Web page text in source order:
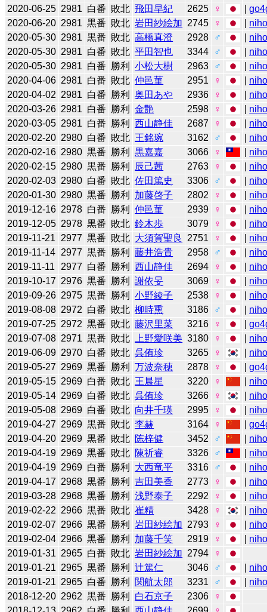
2020-06-25 2981 白番 敗北 飛田早紀 2625 ♀ |
2020-06-20 2981 黒番 敗北 岩田紗絵加 2745 ♀
2020-05-30 2981 黒番 敗北 高橋真澄 2928 ♂
2020-05-30 2981 白番 敗北 平田智也 3344 ♂
2020-05-30 2981 白番 勝利 小松大樹 2963 ♂
2020-04-06 2981 白番 敗北 仲邑菫 2951 ♀
2020-04-02 2981 白番 勝利 奥田あや 2936 ♀
2020-03-26 2981 白番 勝利 金艶 2598 ♀
2020-03-05 2981 白番 勝利 西山静佳 2687 ♀
2020-02-20 2980 白番 敗北 王銘琬 3162 ♂
2020-02-16 2980 黒番 勝利 黒嘉嘉 3066 ♀
2020-02-15 2980 黒番 勝利 辰己茜 2763 ♀
2020-02-03 2980 白番 敗北 佐田篤史 3306 ♂
2020-01-30 2980 黒番 勝利 加藤啓子 2802 ♀
2019-12-16 2978 白番 勝利 仲邑菫 2939 ♀
2019-12-05 2978 黒番 敗北 鈴木歩 3079 ♀
2019-11-21
2977 黒番 敗北 大須賀聖良 2751 ♀
2019-11-14 2977 黒番 勝利 藤井浩貴 2958 ♂
2019-11-11
2977 白番 勝利 西山静佳 2694 ♀
2019-10-17 2976 黒番 勝利 謝依旻 3069 ♀
2019-09-26 2975 黒番 勝利 小野綾子 2538 ♀
2019-08-08 2972 白番 敗北 柳時熏 3186 ♂
2019-07-25 2972 黒番 敗北 藤沢里菜 3216 ♀ |
2019-07-08 2971 黒番 敗北 上野愛咲美 3180 ♀
2019-06-09 2970 白番 敗北 呉侑珍 3265 ♀
2019-05-27 2969 黒番 勝利 万波奈穂 2878 ♀ |
2019-05-15 2969 白番 敗北 王晨星 3220 ♀
2019-05-14 2969 白番 敗北 呉侑珍 3266 ♀
2019-05-08 2969 白番 敗北 向井千瑛 2995 ♀
2019-04-27 2969 黒番 敗北 李赫 3164 ♀ |
2019-04-20 2969 黒番 敗北 陈梓健 3452 ♂
2019-04-19 2969 黒番 敗北 陳祈睿 3326 ♂
2019-04-19 2969 白番 勝利 大西竜平 3316 ♂
2019-04-17 2968 黒番 勝利 吉田美香 2773 ♀
2019-03-28 2968 黒番 勝利 浅野泰子 2292 ♀
2019-02-22 2966 黒番 敗北 崔精 3428 ♀
2019-02-07 2966 黒番 勝利 岩田紗絵加 2793 ♀
2019-02-04 2966 黒番 勝利 加藤千笑 2919 ♀
2019-01-31 2965 白番 敗北 岩田紗絵加 2794
♀
2019-01-21 2965 黒番 勝利 辻󠄀篤仁 3046 ♂
2019-01-21 2965 白番 勝利 関航太郎 3231 ♂
2018-12-20 2962 黒番 勝利 白石京子 2306
♀